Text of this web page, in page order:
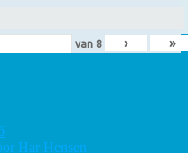
van 8 › »
Har Hensen